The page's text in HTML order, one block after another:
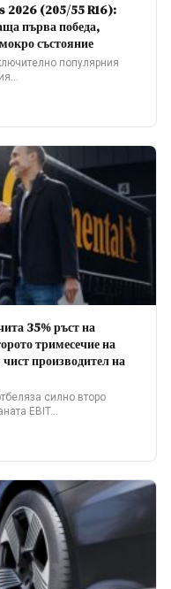
2026 (205/55 R16):
първа победа,
състояние
популярния
35% ръст на
тримесечие на
производител на
силно второ
EBIT…